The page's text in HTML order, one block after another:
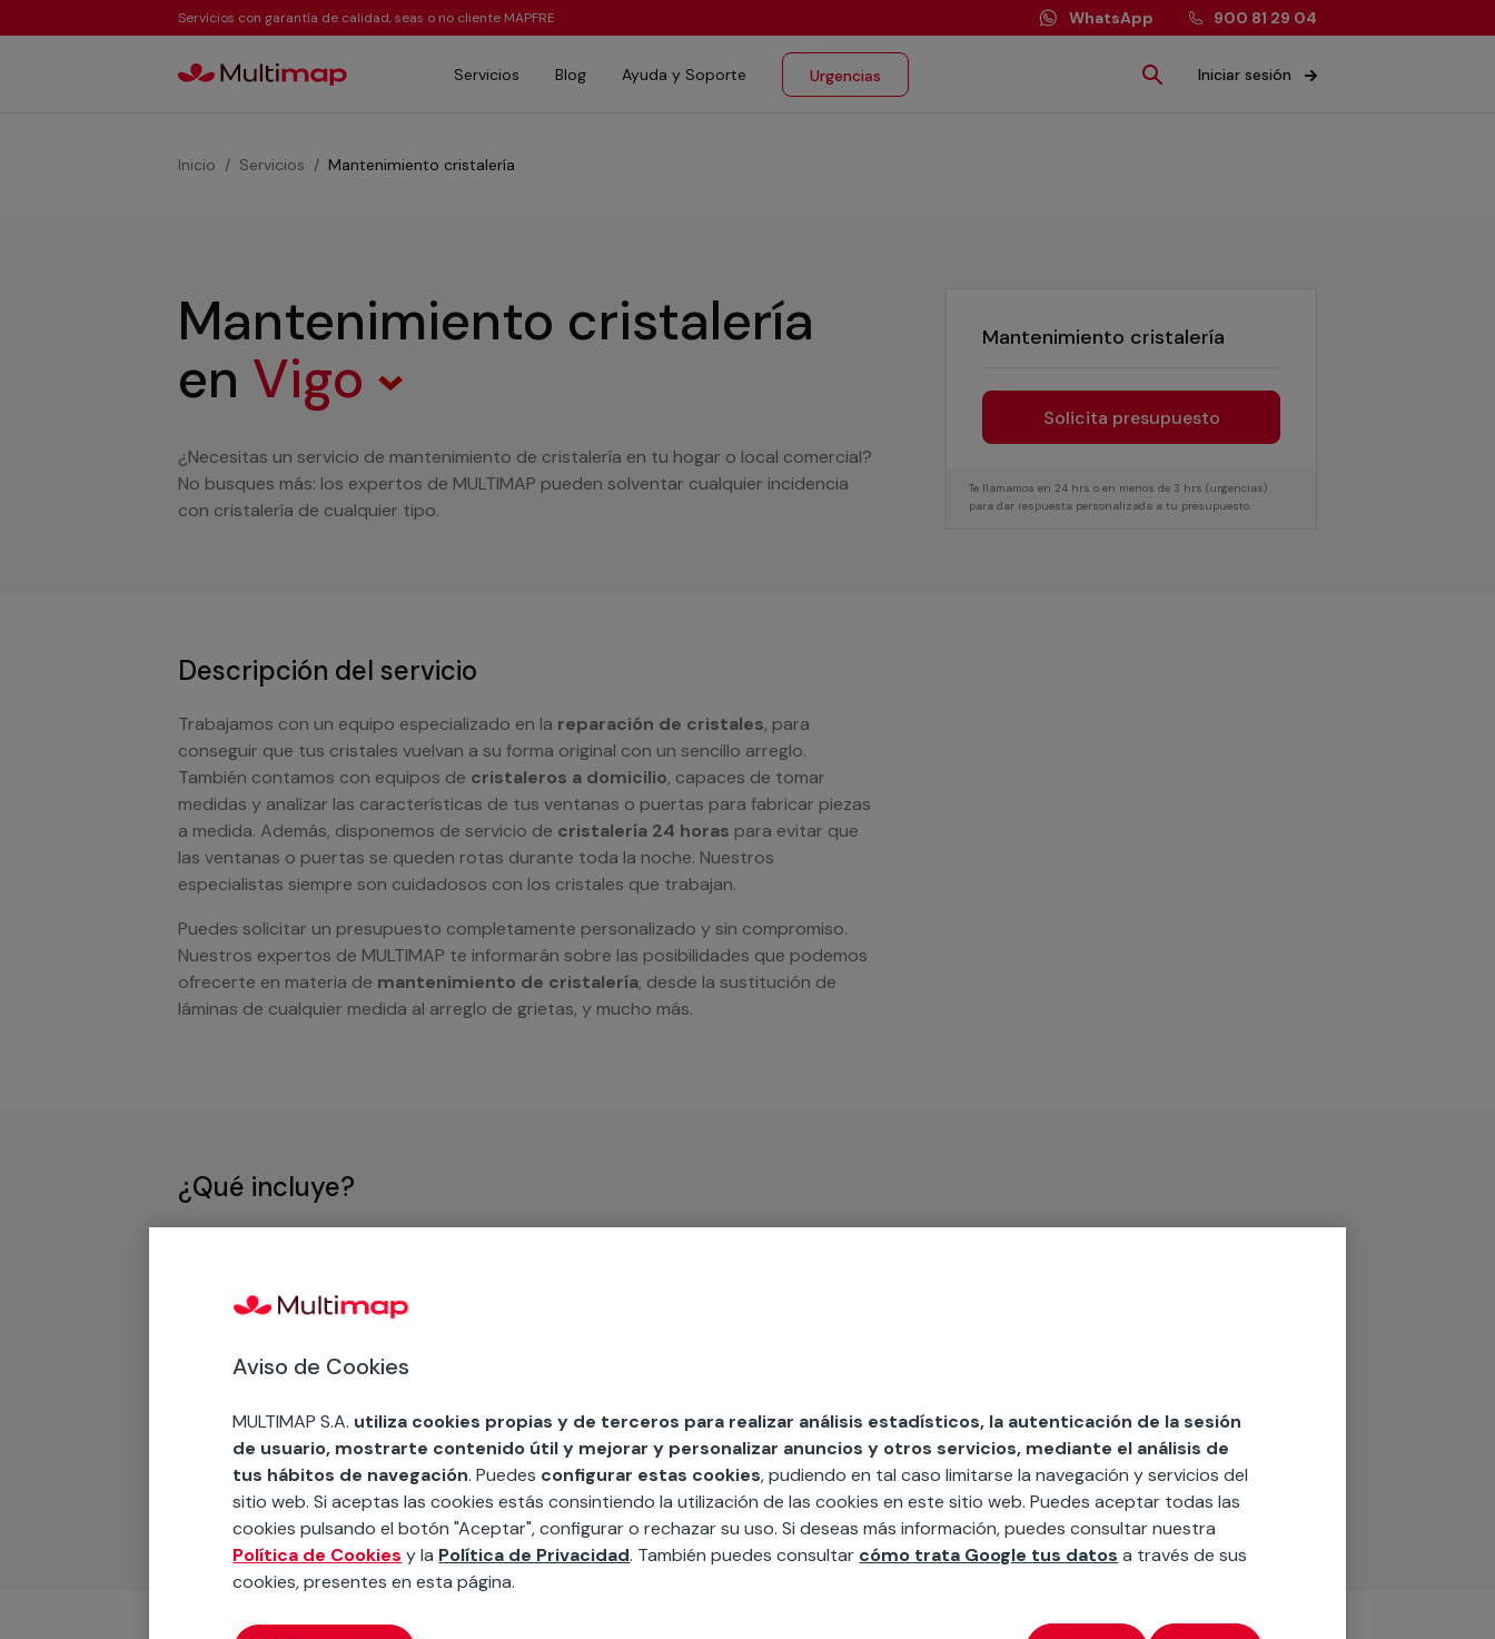
Servicios con garantía de calidad, seas o no cliente MAPFRE WhatsApp 900 81 29 04
Servicios Blog Ayuda y Soporte Urgencias Iniciar sesión
Inicio Servicios Mantenimiento cristalería
Mantenimiento cristalería
Solicita presupuesto
Te llamamos en 24 hrs o en menos de 3 hrs (urgencias)
para dar respuesta personalizada a tu presupuesto.
Mantenimiento cristalería
en Vigo
¿Necesitas un servicio de mantenimiento de cristalería en tu hogar o local comercial?
No busques más: los expertos de MULTIMAP pueden solventar cualquier incidencia
con cristalería de cualquier tipo.
Descripción del servicio
Trabajamos con un equipo especializado en la reparación de cristales, para
conseguir que tus cristales vuelvan a su forma original con un sencillo arreglo.
También contamos con equipos de cristaleros a domicilio, capaces de tomar
medidas y analizar las características de tus ventanas o puertas para fabricar piezas
a medida. Además, disponemos de servicio de cristalería 24 horas para evitar que
las ventanas o puertas se queden rotas durante toda la noche. Nuestros
especialistas siempre son cuidadosos con los cristales que trabajan.
Puedes solicitar un presupuesto completamente personalizado y sin compromiso.
Nuestros expertos de MULTIMAP te informarán sobre las posibilidades que podemos
ofrecerte en materia de mantenimiento de cristalería, desde la sustitución de
láminas de cualquier medida al arreglo de grietas, y mucho más.
¿Qué incluye?
Recuerda que en MULTIMAP
Podemos ofrecer cualquier servicio a medida incluyendo todo lo que necesites:
materiales, equipamientos, electrodomésticos, etc. Cuéntanos que necesitas
cuando te llamemos.
Aviso de Cookies
MULTIMAP S.A. utiliza cookies propias y de terceros para realizar análisis estadísticos, la autenticación de la sesión
de usuario, mostrarte contenido útil y mejorar y personalizar anuncios y otros servicios, mediante el análisis de
tus hábitos de navegación. Puedes configurar estas cookies, pudiendo en tal caso limitarse la navegación y servicios del
sitio web. Si aceptas las cookies estás consintiendo la utilización de las cookies en este sitio web. Puedes aceptar todas las
cookies pulsando el botón "Aceptar", configurar o rechazar su uso. Si deseas más información, puedes consultar nuestra
Política de Cookies y la Política de Privacidad. También puedes consultar cómo trata Google tus datos a través de sus
cookies, presentes en esta página.